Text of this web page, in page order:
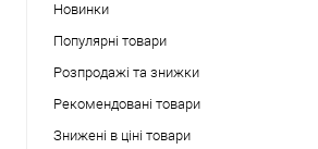
Новинки
Популярні товари
Розпродажі та знижки
Рекомендовані товари
Знижені в ціні товари